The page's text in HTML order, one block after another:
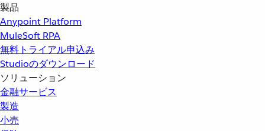
製品
Anypoint Platform
MuleSoft RPA
無料トライアル申込み
Studioのダウンロード
ソリューション
金融サービス
製造
小売